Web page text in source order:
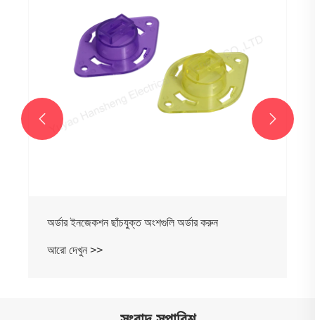
অর্ডার ইনজেকশন ছাঁচযুক্ত অংশগুলি অর্ডার করুন
আরো দেখুন >>
 